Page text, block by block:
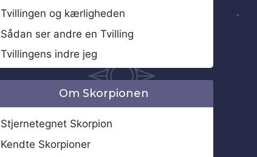
Tvillingen og kærligheden
Sådan ser andre en Tvilling
Tvillingens indre jeg
Om Skorpionen
Stjernetegnet Skorpion
Kendte Skorpioner